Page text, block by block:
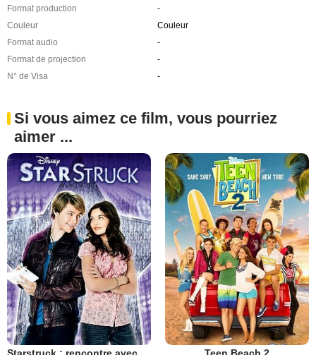
Format production
-
Couleur
Couleur
Format audio
-
Format de projection
-
N° de Visa
-
Si vous aimez ce film, vous pourriez
aimer ...